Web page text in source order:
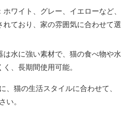
ホワイト、グレー、イエローなど、
れており、家の雰囲気に合わせて選
は水に強い素材で、猫の食べ物や水
、長期間使用可能。
、猫の生活スタイルに合わせて、
い。